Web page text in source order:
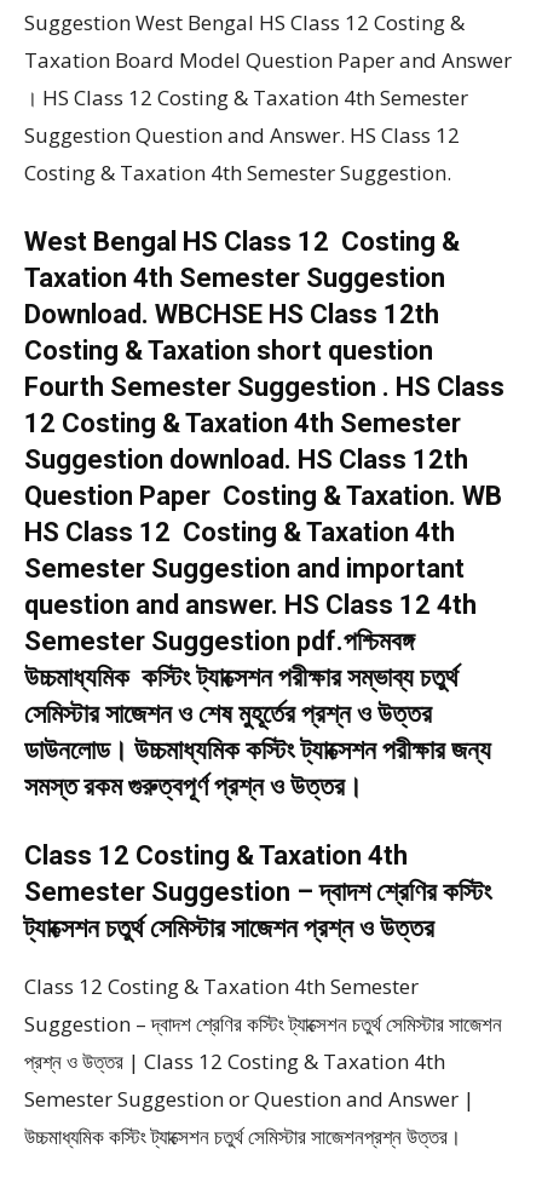
Suggestion West Bengal HS Class 12 Costing &
Taxation Board Model Question Paper and Answer
। HS Class 12 Costing & Taxation 4th Semester
Suggestion Question and Answer. HS Class 12
Costing & Taxation 4th Semester Suggestion.
West Bengal HS Class 12 Costing &
Taxation 4th Semester Suggestion
Download. WBCHSE HS Class 12th
Costing & Taxation short question
Fourth Semester Suggestion . HS Class
12 Costing & Taxation 4th Semester
Suggestion download. HS Class 12th
Question Paper Costing & Taxation. WB
HS Class 12 Costing & Taxation 4th
Semester Suggestion and important
question and answer. HS Class 12 4th
Semester Suggestion pdf.পশ্চিমবঙ্গ
উচ্চমাধ্যমিক কস্টিং ট্যাক্সেশন পরীক্ষার সম্ভাব্য চতুর্থ
সেমিস্টার সাজেশন ও শেষ মুহূর্তের প্রশ্ন ও উত্তর
ডাউনলোড। উচ্চমাধ্যমিক কস্টিং ট্যাক্সেশন পরীক্ষার জন্য
সমস্ত রকম গুরুত্বপূর্ণ প্রশ্ন ও উত্তর।
Class 12 Costing & Taxation 4th
Semester Suggestion – দ্বাদশ শ্রেণির কস্টিং
ট্যাক্সেশন চতুর্থ সেমিস্টার সাজেশন প্রশ্ন ও উত্তর
Class 12 Costing & Taxation 4th Semester
Suggestion – দ্বাদশ শ্রেণির কস্টিং ট্যাক্সেশন চতুর্থ সেমিস্টার সাজেশন
প্রশ্ন ও উত্তর | Class 12 Costing & Taxation 4th
Semester Suggestion or Question and Answer |
উচ্চমাধ্যমিক কস্টিং ট্যাক্সেশন চতুর্থ সেমিস্টার সাজেশনপ্রশ্ন উত্তর।